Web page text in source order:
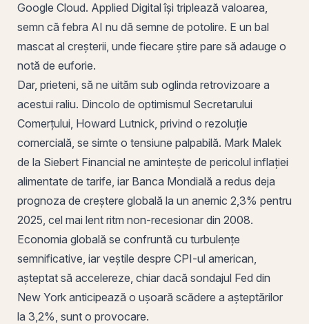
Google Cloud. Applied Digital își triplează valoarea,
semn că febra AI nu dă semne de potolire. E un bal
mascat al creșterii, unde fiecare știre pare să adauge o
notă de euforie.
Dar, prieteni, să ne uităm sub oglinda retrovizoare a
acestui raliu. Dincolo de optimismul Secretarului
Comerțului, Howard Lutnick, privind o rezoluție
comercială, se simte o tensiune palpabilă. Mark Malek
de la Siebert Financial ne amintește de pericolul inflației
alimentate de tarife, iar Banca Mondială a redus deja
prognoza de creștere globală la un anemic 2,3% pentru
2025, cel mai lent ritm non-recesionar din 2008.
Economia globală se confruntă cu turbulențe
semnificative, iar veștile despre CPI-ul american,
așteptat să accelereze, chiar dacă sondajul Fed din
New York anticipează o ușoară scădere a așteptărilor
la 3,2%, sunt o provocare.